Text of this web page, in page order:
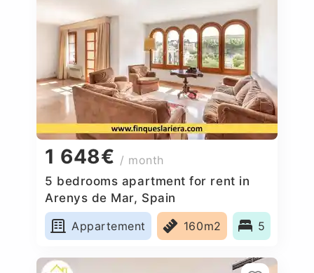
1 648€ / month
5 bedrooms apartment for rent in
Arenys de Mar, Spain
Appartement
160m2 5